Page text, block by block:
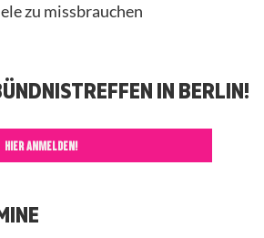
zu missbrauchen
IN BERLIN!
HIER ANMELDEN!